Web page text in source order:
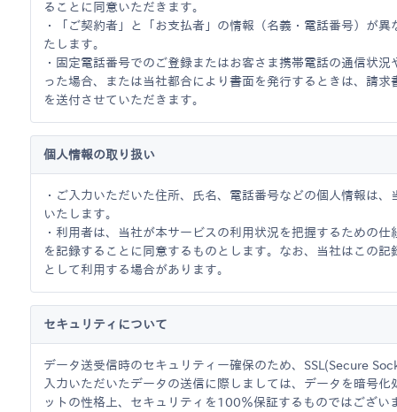
ることに同意いただきます。
・「ご契約者」と「お支払者」の情報（名義・電話番号）が
たします。
・固定電話番号でのご登録またはお客さま携帯電話の通信状
った場合、または当社都合により書面を発行するときは、請
を送付させていただきます。
個人情報の取り扱い
・ご入力いただいた住所、氏名、電話番号などの個人情報は、
いたします。
・利用者は、当社が本サービスの利用状況を把握するための
を記録することに同意するものとします。なお、当社はこの
として利用する場合があります。
セキュリティについて
データ送受信時のセキュリティー確保のため、SSL(Secure
入力いただいたデータの送信に際しましては、データを暗号
ットの性格上、セキュリティを100％保証するものではござい